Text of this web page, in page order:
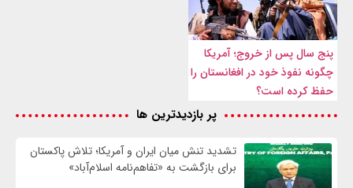
پنج سال پس از خروج؛ آمریکا
چگونه نفوذ خود در افغانستان را
حفظ کرده است؟
پر بازدیدترین ها
تشدید تنش میان ایران و آمریکا؛ تلاش پاکستان
برای بازگشت به «تفاهم‌نامه اسلام‌آباد»